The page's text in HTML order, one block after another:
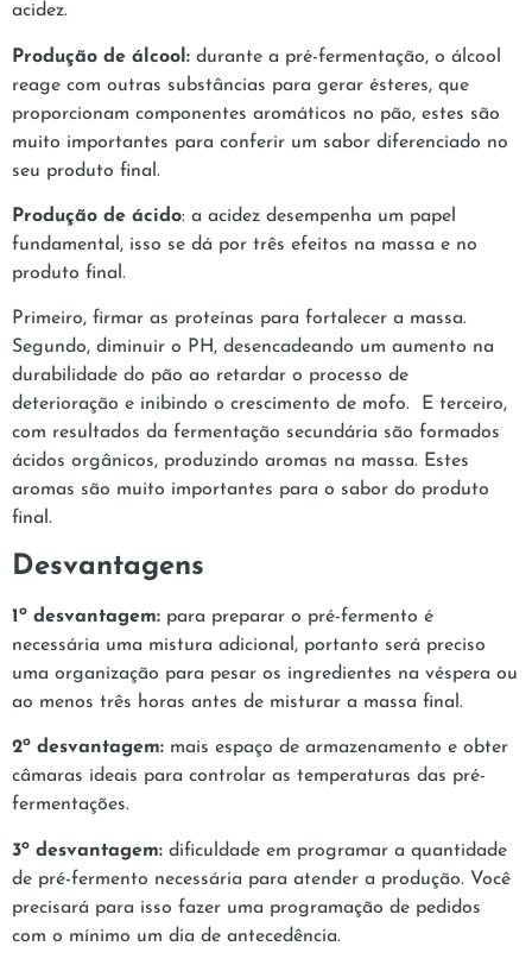
acidez.
Produção de álcool: durante a pré-fermentação, o álcool
reage com outras substâncias para gerar ésteres, que
proporcionam componentes aromáticos no pão, estes são
muito importantes para conferir um sabor diferenciado no
seu produto final.
Produção de ácido: a acidez desempenha um papel
fundamental, isso se dá por três efeitos na massa e no
produto final.
Primeiro, firmar as proteínas para fortalecer a massa.
Segundo, diminuir o PH, desencadeando um aumento na
durabilidade do pão ao retardar o processo de
deterioração e inibindo o crescimento de mofo. E terceiro,
com resultados da fermentação secundária são formados
ácidos orgânicos, produzindo aromas na massa. Estes
aromas são muito importantes para o sabor do produto
final.
Desvantagens
1 o desvantagem: para preparar o pré-fermento é
necessária uma mistura adicional, portanto será preciso
uma organização para pesar os ingredientes na véspera ou
ao menos três horas antes de misturar a massa final.
2o desvantagem: mais espaço de armazenamento e obter
câmaras ideais para controlar as temperaturas das pré-
fermentações.
3o desvantagem: dificuldade em programar a quantidade
de pré-fermento necessária para atender a produção. Você
precisará para isso fazer uma programação de pedidos
com o mínimo um dia de antecedência.